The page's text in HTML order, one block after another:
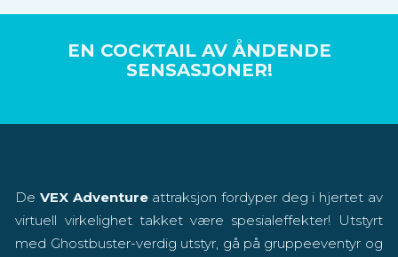
EN COCKTAIL AV ÅNDENDE
SENSASJONER!
DeVEX Adventureattraksjon fordyper deg i hjertet av
virtuell virkelighet takket være spesialeffekter! Utstyrt
med Ghostbuster-verdig utstyr, gå på gruppeeventyr og